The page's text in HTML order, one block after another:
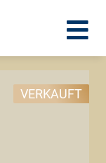
VERKAUFT